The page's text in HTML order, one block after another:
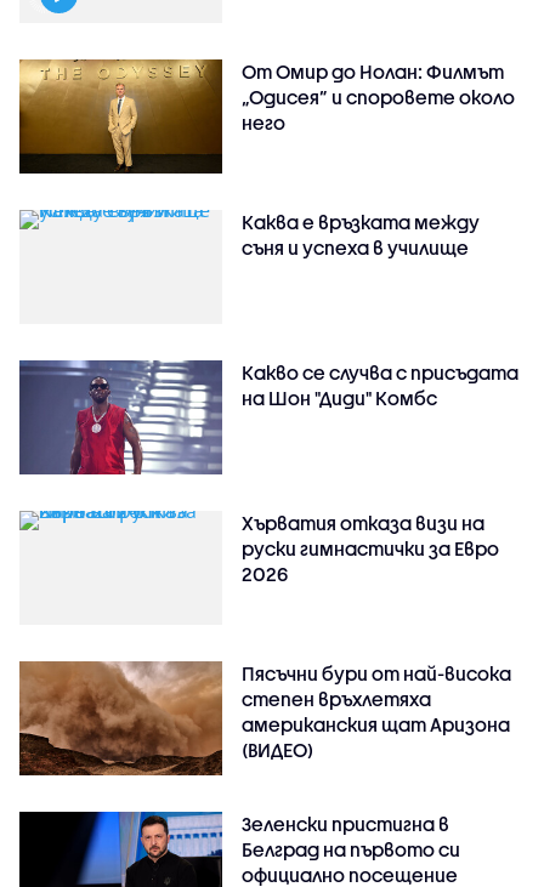
От Омир до Нолан: Филмът
„Одисея” и споровете около
него
Каква е връзката между
съня и успеха в училище
Какво се случва с присъдата
на Шон "Диди" Комбс
Хърватия отказа визи на
руски гимнастички за Евро
2026
Пясъчни бури от най-висока
степен връхлетяха
американския щат Аризона
(ВИДЕО)
Зеленски пристигна в
Белград на първото си
официално посещение